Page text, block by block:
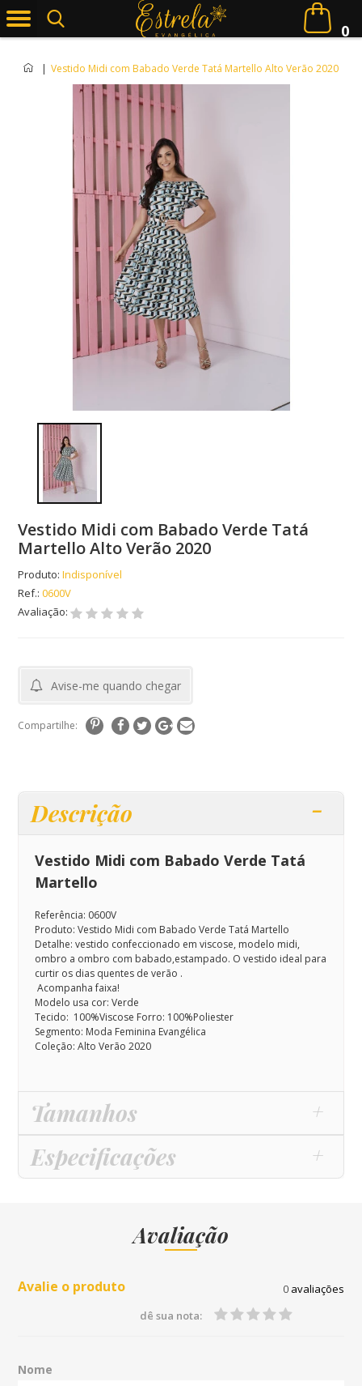
0
| Vestido Midi com Babado Verde Tatá Martello Alto Verão 2020
Vestido Midi com Babado Verde Tatá
Martello Alto Verão 2020
Produto: Indisponível
Ref.:0600V
Avaliação:
Avise-me quando chegar
Compartilhe:
Descrição
Vestido Midi com Babado Verde Tatá
Martello
Referência: 0600V
Produto: Vestido Midi com Babado Verde Tatá Martello
Detalhe: vestido confeccionado em viscose, modelo midi,
ombro a ombro com babado,estampado. O vestido ideal para
curtir os dias quentes de verão .
Acompanha faixa!
Modelo usa cor: Verde
Tecido: 100%Viscose Forro: 100%Poliester
Segmento: Moda Feminina Evangélica
Coleção: Alto Verão 2020
Tamanhos
Especificações
Avaliação
Avalie o produto 0avaliações
dê sua nota:
Nome